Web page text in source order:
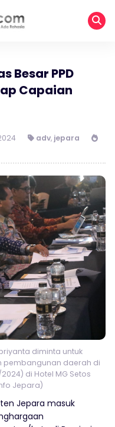
Besar PPD
Capaian
adv, jepara
diminta untuk
daerah di
di Hotel MG Setos
Jepara)
Jepara masuk